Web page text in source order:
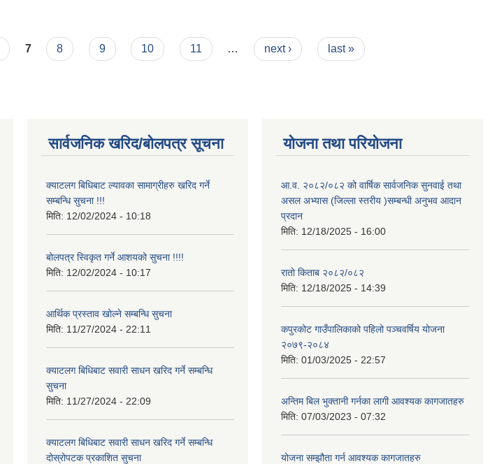
7 8 9 10 11 … next › last »
सार्वजनिक खरिद/बोलपत्र सूचना
क्याटलग बिधिबाट ल्यावका सामाग्रीहरु खरिद गर्ने
सम्बन्धि सुचना !!!
मिति: 12/02/2024 - 10:18
बोलपत्र स्विकृत गर्ने आशयको सुचना !!!!
मिति: 12/02/2024 - 10:17
आर्थिक प्रस्ताव खोल्ने सम्बन्धि सुचना
मिति: 11/27/2024 - 22:11
क्याटलग बिधिबाट सवारी साधन खरिद गर्ने सम्बन्धि
सुचना
मिति: 11/27/2024 - 22:09
क्याटलग बिधिबाट सवारी साधन खरिद गर्ने सम्बन्धि
दोस्रोपटक प्रकाशित सुचना
योजना तथा परियोजना
आ.व. २०८२/०८२ को वार्षिक सार्वजनिक सुनवाई तथा
असल अभ्यास (जिल्ला स्तरीय )सम्बन्धी अनुभव आदान
प्रदान
मिति: 12/18/2025 - 16:00
रातो किताब २०८२/०८२
मिति: 12/18/2025 - 14:39
कपुरकोट गाउँपालिकाको पहिलो पञ्चवर्षिय योजना
२०७९-२०८४
मिति: 01/03/2025 - 22:57
अन्तिम बिल भुक्तानी गर्नका लागी आवश्यक कागजातहरु
मिति: 07/03/2023 - 07:32
योजना सम्झौता गर्न आवश्यक कागजातहरु